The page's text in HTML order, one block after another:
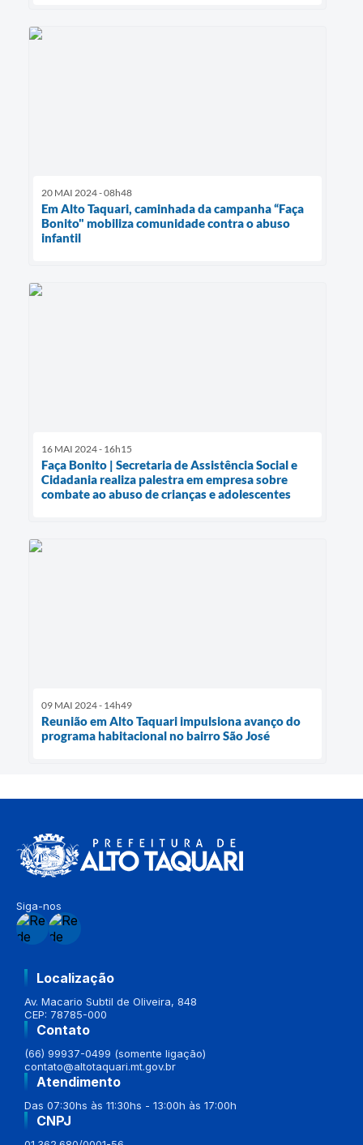
20 MAI 2024 - 08h48
Em Alto Taquari, caminhada da campanha “Faça
Bonito" mobiliza comunidade contra o abuso
infantil
16 MAI 2024 - 16h15
Faça Bonito | Secretaria de Assistência Social e
Cidadania realiza palestra em empresa sobre
combate ao abuso de crianças e adolescentes
09 MAI 2024 - 14h49
Reunião em Alto Taquari impulsiona avanço do
programa habitacional no bairro São José
Siga-nos
Localização
Av. Macario Subtil de Oliveira, 848
CEP: 78785-000
Contato
(66) 99937-0499 (somente ligação)
contato@altotaquari.mt.gov.br
Atendimento
Das 07:30hs às 11:30hs - 13:00h às 17:00h
CNPJ